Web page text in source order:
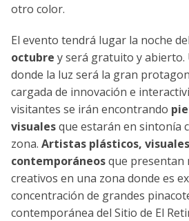
otro color.
El evento tendrá lugar la noche del
octubre y será gratuito y
donde la luz será la gran
cargada de innovación e
visitantes se irán encontrando
visualesque estarán en sintonía
zona. Artistas plásticos,
contemporáneosque presentan
creativos en una zona donde es
concentración de grandes
contemporánea del Sitio de El